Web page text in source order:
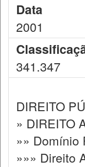
Data
2001
341.347
DIREITO
» DIREITO
»» Domínio
»»» Direito